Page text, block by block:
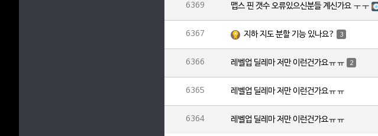
6369 맵스 핀 갯수 오류있으신분들 계신가요 ㅜㅜ
6367 지하 지도 분할 기능 있나요? 3
6366 레벨업 딜레마 저만 이런건가요ㅠㅠ 2
6365 레벨업 딜레마 저만 이런건가요ㅠㅠ
6364 레벨업 딜레마 저만 이런건가요ㅠㅠ